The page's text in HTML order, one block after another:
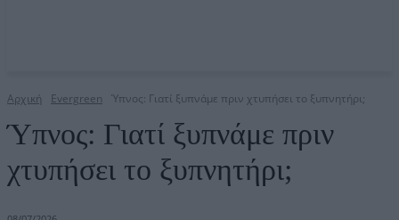
Αρχική Evergreen Ύπνος: Γιατί ξυπνάμε πριν χτυπήσει το ξυπνητήρι;
Ύπνος: Γιατί ξυπνάμε πριν
χτυπήσει το ξυπνητήρι;